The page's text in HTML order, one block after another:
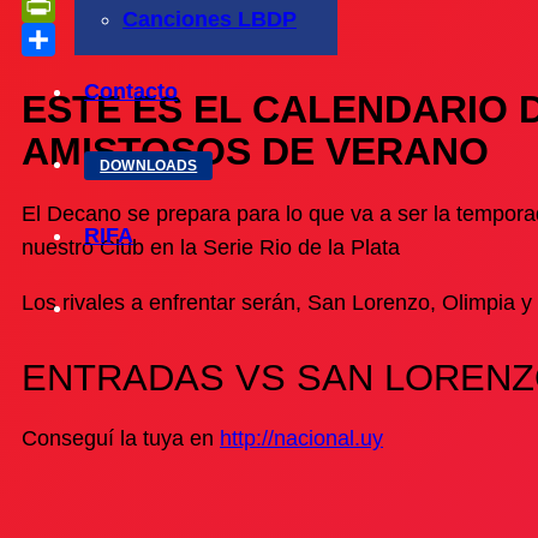
Canciones LBDP
Contacto
DOWNLOADS
RIFA
Telegram
PrintFriendly
ESTE ES EL CALENDARIO
AMISTOSOS DE VERANO
El Decano se prepara para lo que va a ser la
nuestro Club en la Serie Rio de la Plata
Los rivales a enfrentar serán, San Lorenzo, Olimpia y
ENTRADAS VS SAN
Conseguí la tuya en http://nacional.uy